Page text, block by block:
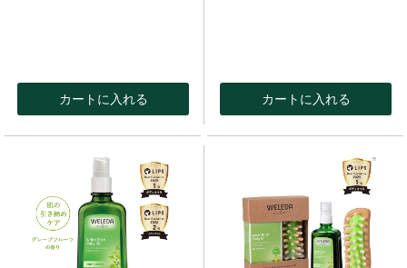
カートに入れる カートに入れる